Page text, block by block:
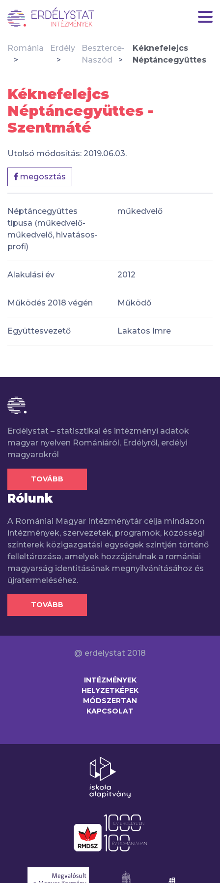
Románia Erdély
Beszterce-
Naszód
Kéknefelejcs
Néptáncegyüttes
Kéknefelejcs
Néptáncegyüttes -
Szentmáté
Utolsó módosítás: 2019.06.03.
megosztás
Néptáncegyüttes
típusa (műkedvelő-
műkedvelő, hivatásos-
profi)
műkedvelő
Alakulási év 2012
Működés 2018 végén Működő
Együttesvezető Lakatos Imre
Erdélystat – statisztikai és intézményi adatok
magyar nyelven Romániáról, Erdélyről, erdélyi
magyarokról
TOVÁBB
Rólunk
A Romániai Magyar Intézménytár célja mindazon
intézmények, szervezetek, programok, közösségi
színterek közigazgatási egységek szintjén történő
felleltározása, amelyek hozzájárulnak a romániai
magyarság identitásának megnyilvánításához és
újratermeléséhez.
TOVÁBB
@ erdelystat 2018
INTÉZMÉNYEK
HELYZETKÉPEK
MÓDSZERTAN
KAPCSOLAT